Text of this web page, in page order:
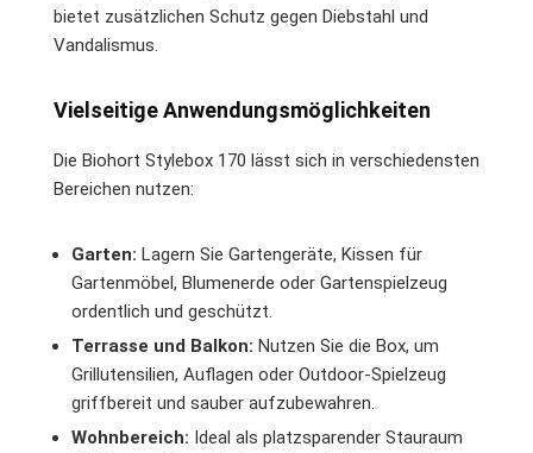
bietet zusätzlichen Schutz gegen Diebstahl und
Vandalismus.
Vielseitige Anwendungsmöglichkeiten
Die Biohort Stylebox 170 lässt sich in verschiedensten
Bereichen nutzen:
Garten: Lagern Sie Gartengeräte, Kissen für
Gartenmöbel, Blumenerde oder Gartenspielzeug
ordentlich und geschützt.
Terrasse und Balkon: Nutzen Sie die Box, um
Grillutensilien, Auflagen oder Outdoor-Spielzeug
griffbereit und sauber aufzubewahren.
Wohnbereich: Ideal als platzsparender Stauraum